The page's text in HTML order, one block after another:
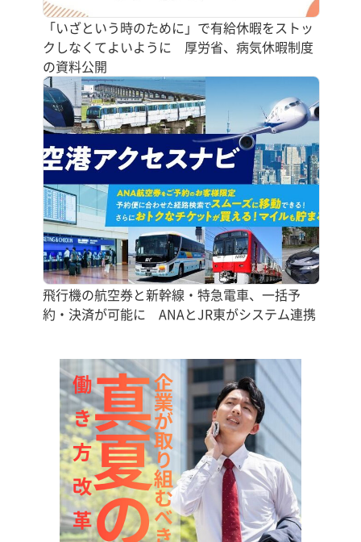
「いざという時のために」で有給休暇をストッ
クしなくてよいように 厚労省、病気休暇制度
の資料公開
飛行機の航空券と新幹線・特急電車、一括予
約・決済が可能に ANAとJR東がシステム連携